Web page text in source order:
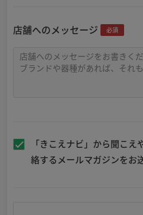
店舗へのメッセージ 必須
「きこえナビ」から聞こ
絡するメールマガジンをお